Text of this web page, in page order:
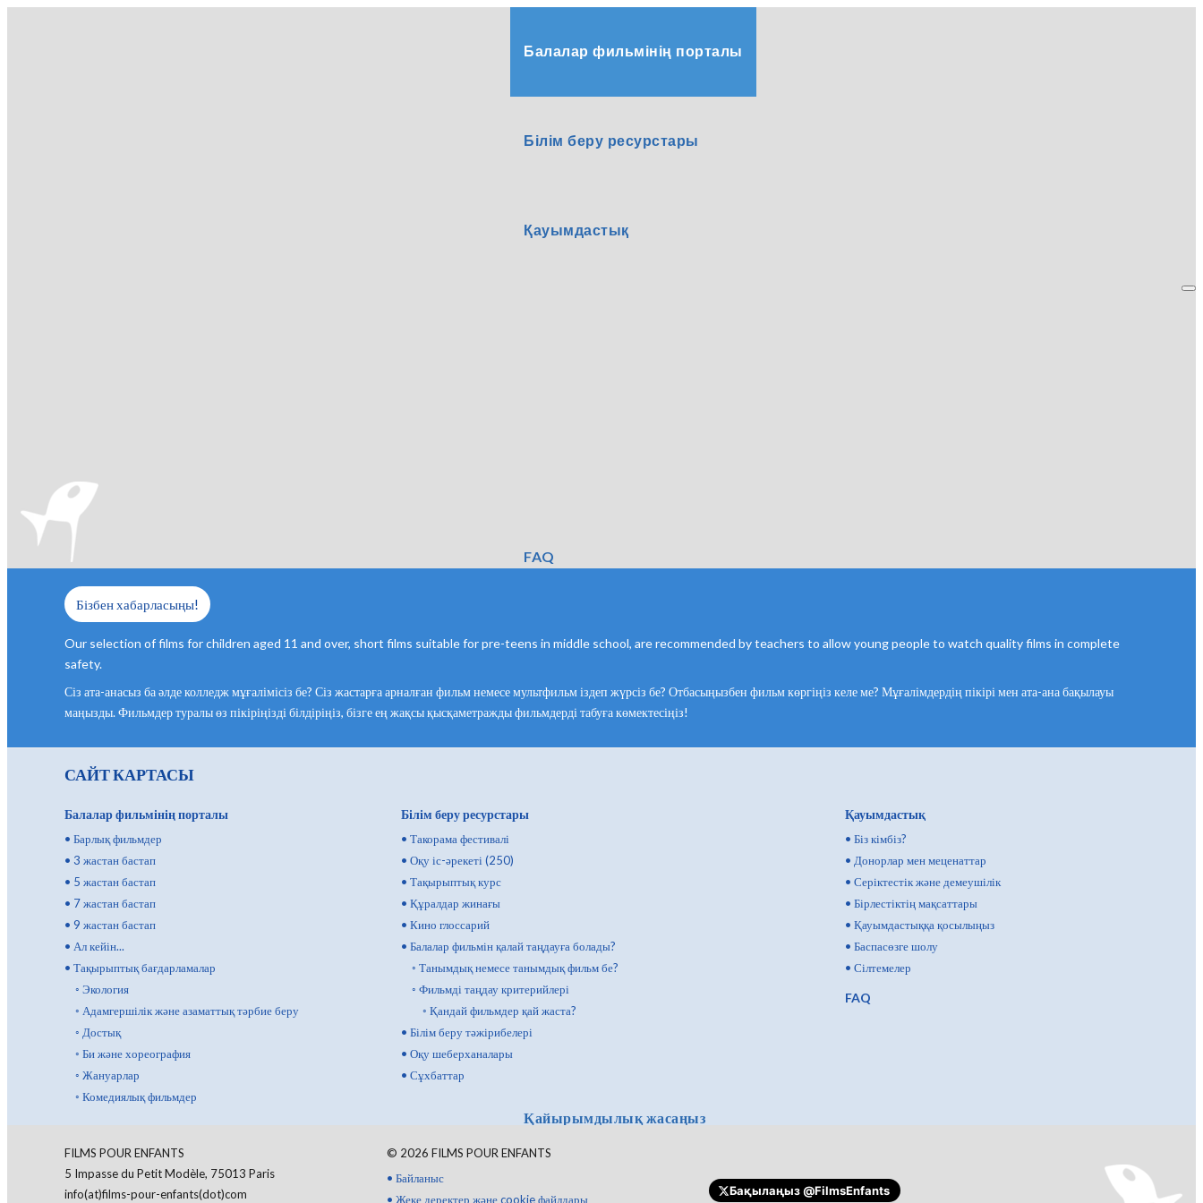
Балалар фильмінің порталы
Білім беру ресурстары
Қауымдастық
FAQ
Қайырымдылық жасаңыз
Бізбен хабарласыңы!
Our selection of films for children aged 11 and over, short films suitable for pre-teens in middle school, are recommended by teachers to allow young people to watch quality films in complete
safety.
Сіз ата-анасыз ба әлде колледж мұғалімісіз бе? Сіз жастарға арналған фильм немесе мультфильм іздеп жүрсіз бе? Отбасыңызбен фильм көргіңіз келе ме? Мұғалімдердің пікірі мен ата-ана бақылауы
маңызды. Фильмдер туралы өз пікіріңізді білдіріңіз, бізге ең жақсы қысқаметражды фильмдерді табуға көмектесіңіз!
САЙТ КАРТАСЫ
Балалар фильмінің порталы
• Барлық фильмдер
• 3 жастан бастап
• 5 жастан бастап
• 7 жастан бастап
• 9 жастан бастап
• Ал кейін...
• Тақырыптық бағдарламалар
◦ Экология
◦ Адамгершілік және азаматтық тәрбие беру
◦ Достық
◦ Би және хореография
◦ Жануарлар
◦ Комедиялық фильмдер
Білім беру ресурстары
• Такорама фестивалі
• Оқу іс-әрекеті (250)
• Тақырыптық курс
• Құралдар жинағы
• Кино глоссарий
• Балалар фильмін қалай таңдауға болады?
◦ Танымдық немесе танымдық фильм бе?
◦ Фильмді таңдау критерийлері
◦ Қандай фильмдер қай жаста?
• Білім беру тәжірибелері
• Оқу шеберханалары
• Сұхбаттар
Қауымдастық
• Біз кімбіз?
• Донорлар мен меценаттар
• Серіктестік және демеушілік
• Бірлестіктің мақсаттары
• Қауымдастыққа қосылыңыз
• Баспасөзге шолу
• Сілтемелер
FAQ
FILMS POUR ENFANTS
5 Impasse du Petit Modèle, 75013 Paris
info(at)films-pour-enfants(dot)com
© 2026 FILMS POUR ENFANTS
• Байланыс
• Жеке деректер және cookie файлдары
Бақылаңыз@FilmsEnfants